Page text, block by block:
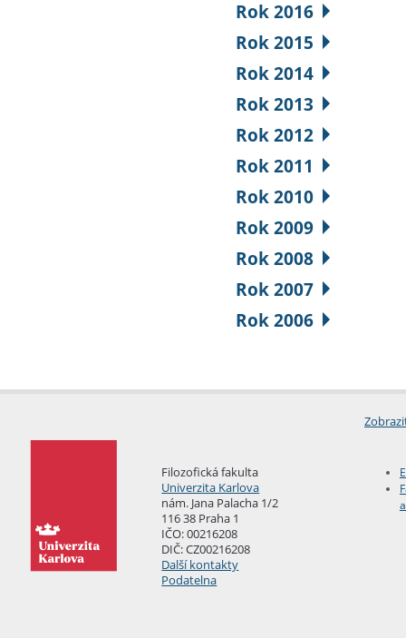
Rok 2016
Rok 2015
Rok 2014
Rok 2013
Rok 2012
Rok 2011
Rok 2010
Rok 2009
Rok 2008
Rok 2007
Rok 2006
Filozofická fakulta
Univerzita Karlova
nám. Jana Palacha 1/2
116 38 Praha 1
IČO: 00216208
DIČ: CZ00216208
Další kontakty
Podatelna